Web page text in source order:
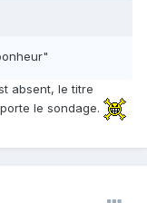
absent, le titre
le sondage.